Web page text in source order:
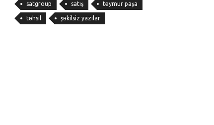
satgroup satış teymur paşa
təhsil şəkilsiz yazılar